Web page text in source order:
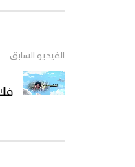
الفيديو السابق